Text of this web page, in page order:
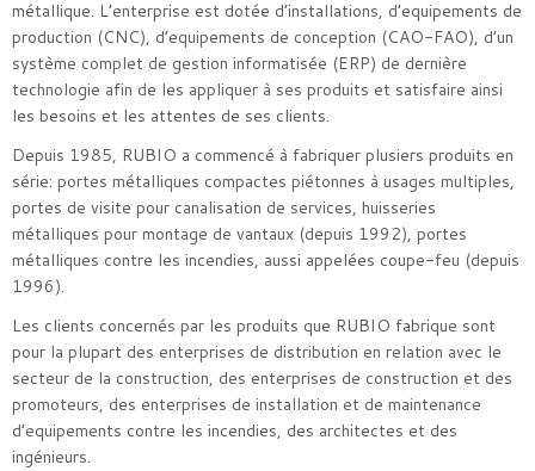
métallique. L’enterprise est dotée d’installations, d’equipements de
production (CNC), d’equipements de conception (CAO-FAO), d’un
système complet de gestion informatisée (ERP) de dernière
technologie afin de les appliquer à ses produits et satisfaire ainsi
les besoins et les attentes de ses clients.
Depuis 1985, RUBIO a commencé à fabriquer plusiers produits en
série: portes métalliques compactes piétonnes à usages multiples,
portes de visite pour canalisation de services, huisseries
métalliques pour montage de vantaux (depuis 1992), portes
métalliques contre les incendies, aussi appelées coupe-feu (depuis
1996).
Les clients concernés par les produits que RUBIO fabrique sont
pour la plupart des enterprises de distribution en relation avec le
secteur de la construction, des enterprises de construction et des
promoteurs, des enterprises de installation et de maintenance
d’equipements contre les incendies, des architectes et des
ingénieurs.